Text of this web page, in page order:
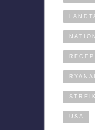
STREIK
USA